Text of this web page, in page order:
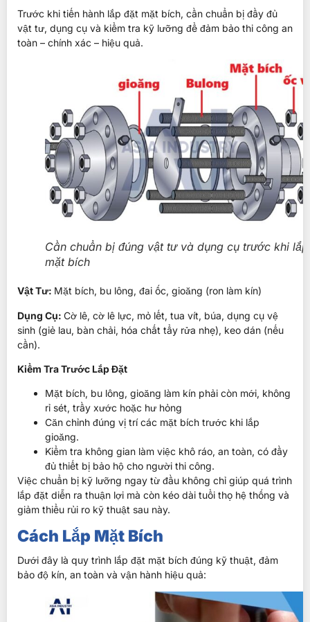
Trước khi tiến hành lắp đặt mặt bích, cần chuẩn bị đầy đủ
vật tư, dụng cụ và kiểm tra kỹ lưỡng để đảm bảo thi công an
toàn – chính xác – hiệu quả.
Cần chuẩn bị đúng vật tư và dụng cụ trước khi lắp
mặt bích
Vật Tư: Mặt bích, bu lông, đai ốc, gioăng (ron làm kín)
Dụng Cụ: Cờ lê, cờ lê lực, mỏ lết, tua vít, búa, dụng cụ vệ
sinh (giẻ lau, bàn chải, hóa chất tẩy rửa nhẹ), keo dán (nếu
cần).
Kiểm Tra Trước Lắp Đặt
Mặt bích, bu lông, gioăng làm kín phải còn mới, không
rỉ sét, trầy xước hoặc hư hỏng
Căn chỉnh đúng vị trí các mặt bích trước khi lắp
gioăng.
Kiểm tra không gian làm việc khô ráo, an toàn, có đầy
đủ thiết bị bảo hộ cho người thi công.
Việc chuẩn bị kỹ lưỡng ngay từ đầu không chỉ giúp quá trình
lắp đặt diễn ra thuận lợi mà còn kéo dài tuổi thọ hệ thống và
giảm thiểu rủi ro kỹ thuật sau này.
Cách Lắp Mặt Bích
Dưới đây là quy trình lắp đặt mặt bích đúng kỹ thuật, đảm
bảo độ kín, an toàn và vận hành hiệu quả: